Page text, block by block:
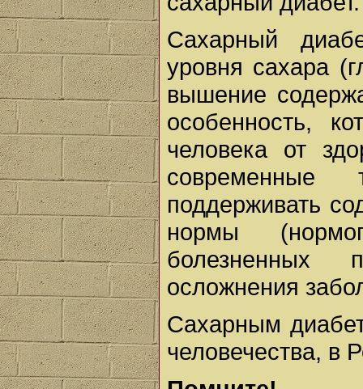
Сахарный
уровня сахара
вышение
осо­бенность,
человека от
современные
поддерживать
нормы
болезненных
осложнения
Сахарным
человечества, в